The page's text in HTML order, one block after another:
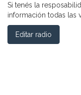
Si tenés la
información todas las
Editar radio